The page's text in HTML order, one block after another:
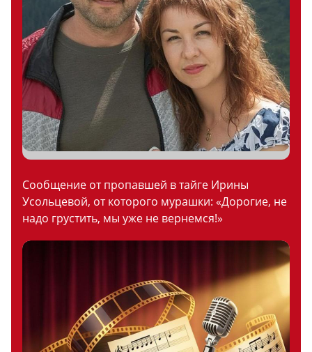
Сообщение от пропавшей в тайге Ирины
Усольцевой, от которого мурашки: «Дорогие, не
надо грустить, мы уже не вернемся!»